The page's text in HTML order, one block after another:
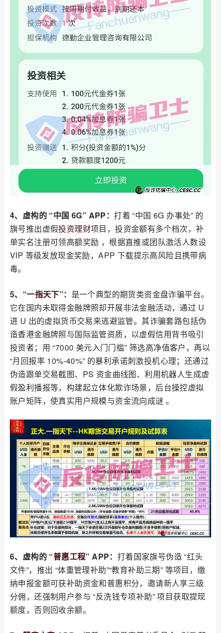
4、虚构的 “中国 6G” APP：打着 “中国 6G 办事处” 的
旗号推出虚假投资理财项目，投资金额有多个档次，补
单实名注册可领高额奖励 ，根据直推或团队激活人数设
VIP 等级发放现金奖励，APP 下载提示高风险且携带病
毒。
5、“一指天下”： 是一个典型的期货类资金盘诈骗平台。
它在国内未取得金融牌照却开展非法金融活动，通过 U
进 U 出的虚拟货币交易来逃避监管。其诈骗套路包括伪
造香港金融牌照与国际监管资质，以虚假信用背书吸引
投资者；用 “7000 美元入门门槛” 筛选高净值客户，再以
“月回报率 10%-40%” 的暴利承诺刺激投机心理；还通过
伪造跟单交易截图、PS 资金曲线图、利用机器人生成虚
假盈利播报等，构建起立体化欺诈场景，后台操控虚拟
账户矩阵，使真实用户规模与资金流向成谜 。
6、虚构的 “普惠工程” APP： 打着国家旗号伪造 “红头
文件”，推出 “体重管理补助”“教育补助三期” 等项目，缴
纳申报金额可获补助资金和普惠积分，邀请新人享三级
分佣，还强制用户参与 “反洗钱专项补助” 项目获取提现
额度，否则回收余额。